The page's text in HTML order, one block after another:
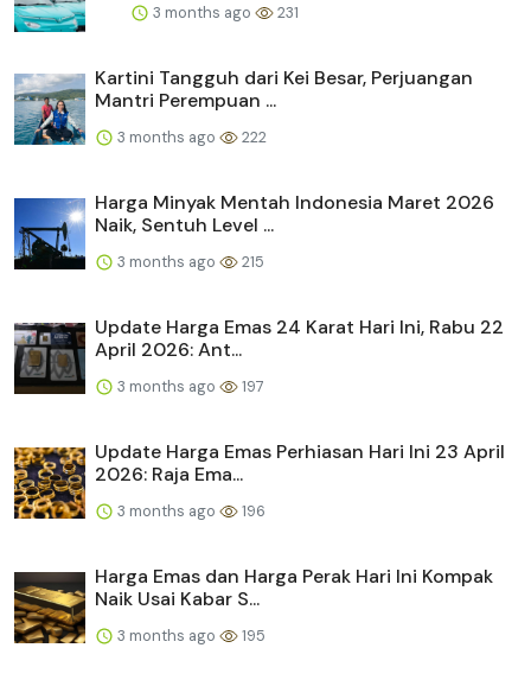
3 months ago 231
Kartini Tangguh dari Kei Besar, Perjuangan
Mantri Perempuan ...
3 months ago 222
Harga Minyak Mentah Indonesia Maret 2026
Naik, Sentuh Level ...
3 months ago 215
Update Harga Emas 24 Karat Hari Ini, Rabu 22
April 2026: Ant...
3 months ago 197
Update Harga Emas Perhiasan Hari Ini 23 April
2026: Raja Ema...
3 months ago 196
Harga Emas dan Harga Perak Hari Ini Kompak
Naik Usai Kabar S...
3 months ago 195